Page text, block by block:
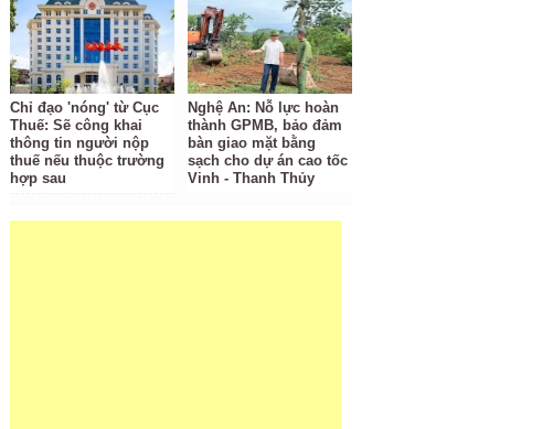
Chỉ đạo 'nóng' từ Cục
Thuế: Sẽ công khai
thông tin người nộp
thuế nếu thuộc trường
hợp sau
Nghệ An: Nỗ lực hoàn
thành GPMB, bảo đảm
bàn giao mặt bằng
sạch cho dự án cao tốc
Vinh - Thanh Thủy